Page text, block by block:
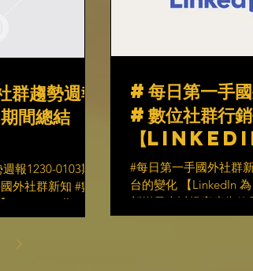
群趨勢週報
總結
報1230-0103期
外社群新知 #數
為一次
蔽】 Instagram
式」下或「查看
#每日第一手
#數位社群行
【
Manager
提高廣告效果】
#每日第一手國外社群
台的變化 【LinkedIn
新增元素以提高廣告效
Campaign Manager 今